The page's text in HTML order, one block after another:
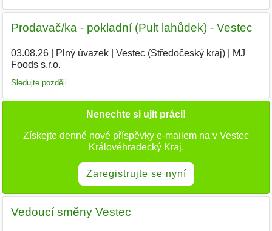
Prodavač/ka - pokladní (Pult lahůdek) - Vestec
03.08.26| Plný úvazek| Vestec (Středočeský kraj)|
MJ
Foods s.r.o.
Sledujte později
Nenechte si ujít práci!
Získejte denně nové příspěvky e-mailem na v Vestec
Královéhradecký Kraj.
Zaregistrujte se nyní
Vedoucí směny Vestec